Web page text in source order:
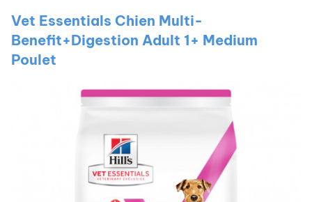
Vet Essentials Chien Multi-
Benefit+Digestion Adult 1+ Medium
Poulet